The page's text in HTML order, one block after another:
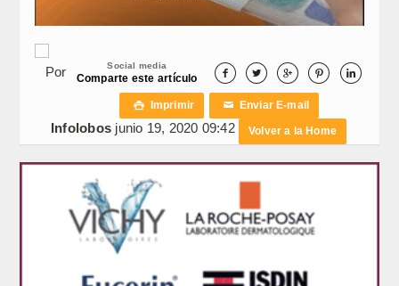
Social media
Comparte este artículo     
 Imprimir ✉ Enviar E-mail
Por
Infolobos junio 19, 2020 09:42 Volver a la Home